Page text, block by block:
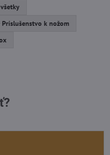
Príslušenstvo k nožom